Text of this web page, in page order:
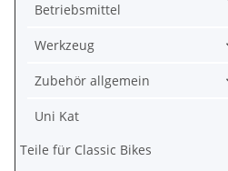
Betriebsmittel
Werkzeug
Zubehör allgemein
Uni Kat
Teile für Classic Bikes